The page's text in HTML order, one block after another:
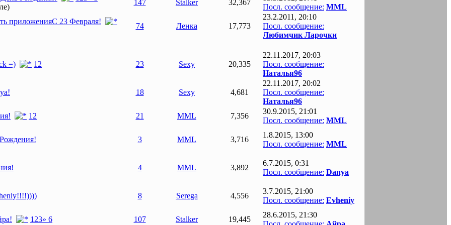
147 Stalker 32,367
Посл. сообщение: MML
С 23 Февраля!
74 Ленка 17,773
23.2.2011, 20:10
Посл. сообщение:
Любимчик Ларочки
=) 1 2 23 Sexy 20,335
22.11.2017, 20:03
Посл. сообщение:
Наталья96
18 Sexy 4,681
22.11.2017, 20:02
Посл. сообщение:
Наталья96
1 2 21 MML 7,356
30.9.2015, 21:01
Посл. сообщение: MML
3 MML 3,716
1.8.2015, 13:00
Посл. сообщение: MML
4 MML 3,892
6.7.2015, 0:31
Посл. сообщение: Danya
8 Serega 4,556
3.7.2015, 21:00
Посл. сообщение: Evheniy
1 23» 6 107 Stalker 19,445
28.6.2015, 21:30